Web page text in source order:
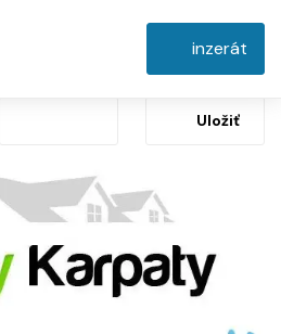
inzerát
Uložiť